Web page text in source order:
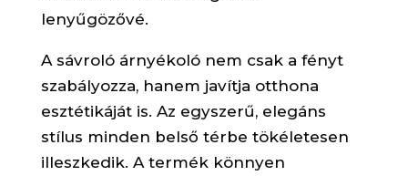
lenyűgözővé.
A sávroló árnyékoló nem csak a fényt
szabályozza, hanem javítja otthona
esztétikáját is. Az egyszerű, elegáns
stílus minden belső térbe tökéletesen
illeszkedik. A termék könnyen